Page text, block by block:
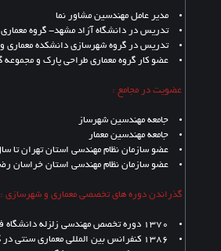
مدیر عامل مهندسین مشاور نما
تدریس در دانشگاه آزاد مشهد- گروه معماری
تدریس در گروه شهرسازی دانشکده معماری
عضو کار گروه معماری طراحی پارک و
عضویت در مجامع :
جامعه مهندسین شهرساز
جامعه مهندسین معمار
عضو سازمان نظام مهندسی استان تهران تا سال
عضو سازمان نظام مهندسی استان خراسان رضوی قبل از
گذراندن دوره های تخصصی معماری و شهرسازی :
1370 دوره تخصص مهندسی زلزله دانشگاه فردوسی
1386 کنفرانس بین المللی معماری سنتی در گرایش به معماری معاصر